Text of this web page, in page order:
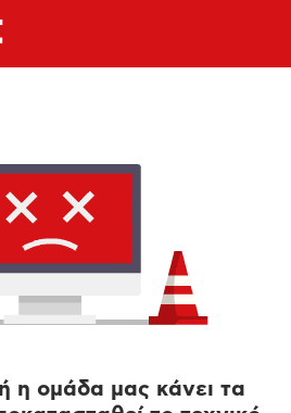
η ομάδα μας κάνει τα